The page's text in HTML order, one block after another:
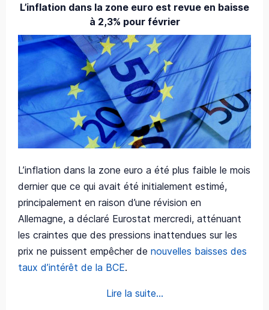
L’inflation dans la zone euro est revue en baisse
à 2,3% pour février
L’inflation dans la zone euro a été plus faible le mois
dernier que ce qui avait été initialement estimé,
principalement en raison d’une révision en
Allemagne, a déclaré Eurostat mercredi, atténuant
les craintes que des pressions inattendues sur les
prix ne puissent empêcher de nouvelles baisses des
taux d’intérêt de la BCE.
Lire la suite...